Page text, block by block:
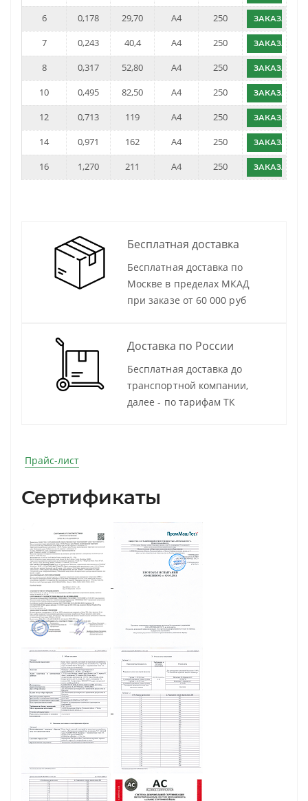
6 0,178 29,70 A4 250 ЗАКАЗАТЬ
7 0,243 40,4 A4 250 ЗАКАЗАТЬ
8 0,317 52,80 A4 250 ЗАКАЗАТЬ
10 0,495 82,50 A4 250 ЗАКАЗАТЬ
12 0,713 119 A4 250 ЗАКАЗАТЬ
14 0,971 162 A4 250 ЗАКАЗАТЬ
16 1,270 211 A4 250 ЗАКАЗАТЬ
Бесплатная доставка
Бесплатная доставка по
Москве в пределах МКАД
при заказе от 60 000 руб
Доставка по России
Бесплатная доставка до
транспортной компании,
далее - по тарифам ТК
Прайс-лист
Сертификаты